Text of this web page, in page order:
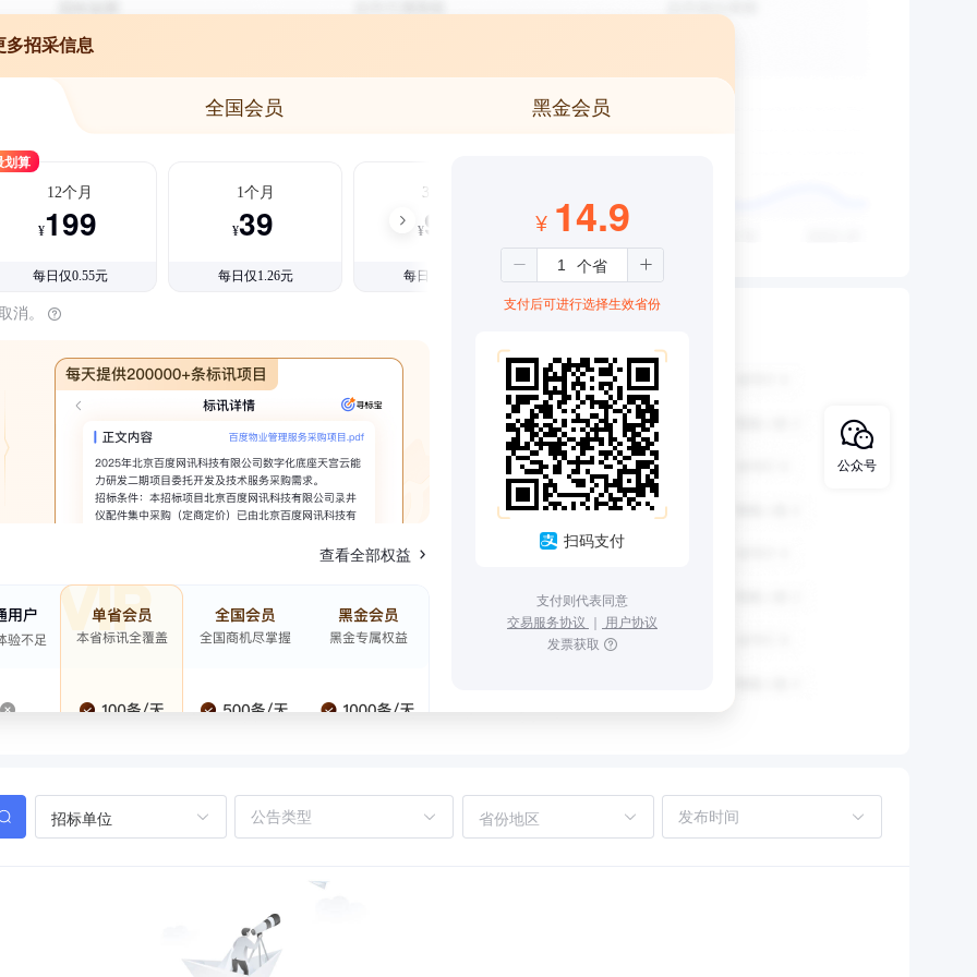
多招采信息
全国会员 黑金会员
划算
12个月
¥199
每日仅0.55元
1个月
¥39
每日仅1.26元
3个月
¥99
每日仅1.08元
消。
查看全部权益
¥ 14.9
支付后可进行选择生效省份
扫码支付
支付则代表同意
交易服务协议 ｜ 用户协议
发票获取
招标单位 省份地区
公众号